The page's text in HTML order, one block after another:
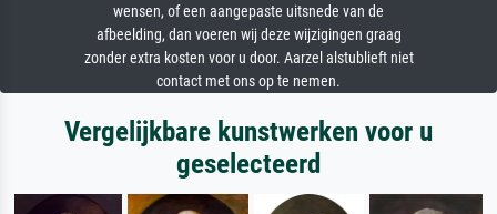
wensen, of een aangepaste uitsnede van de
afbeelding, dan voeren wij deze wijzigingen graag
zonder extra kosten voor u door. Aarzel alstublieft niet
contact met ons op te nemen.
Vergelijkbare kunstwerken voor u
geselecteerd